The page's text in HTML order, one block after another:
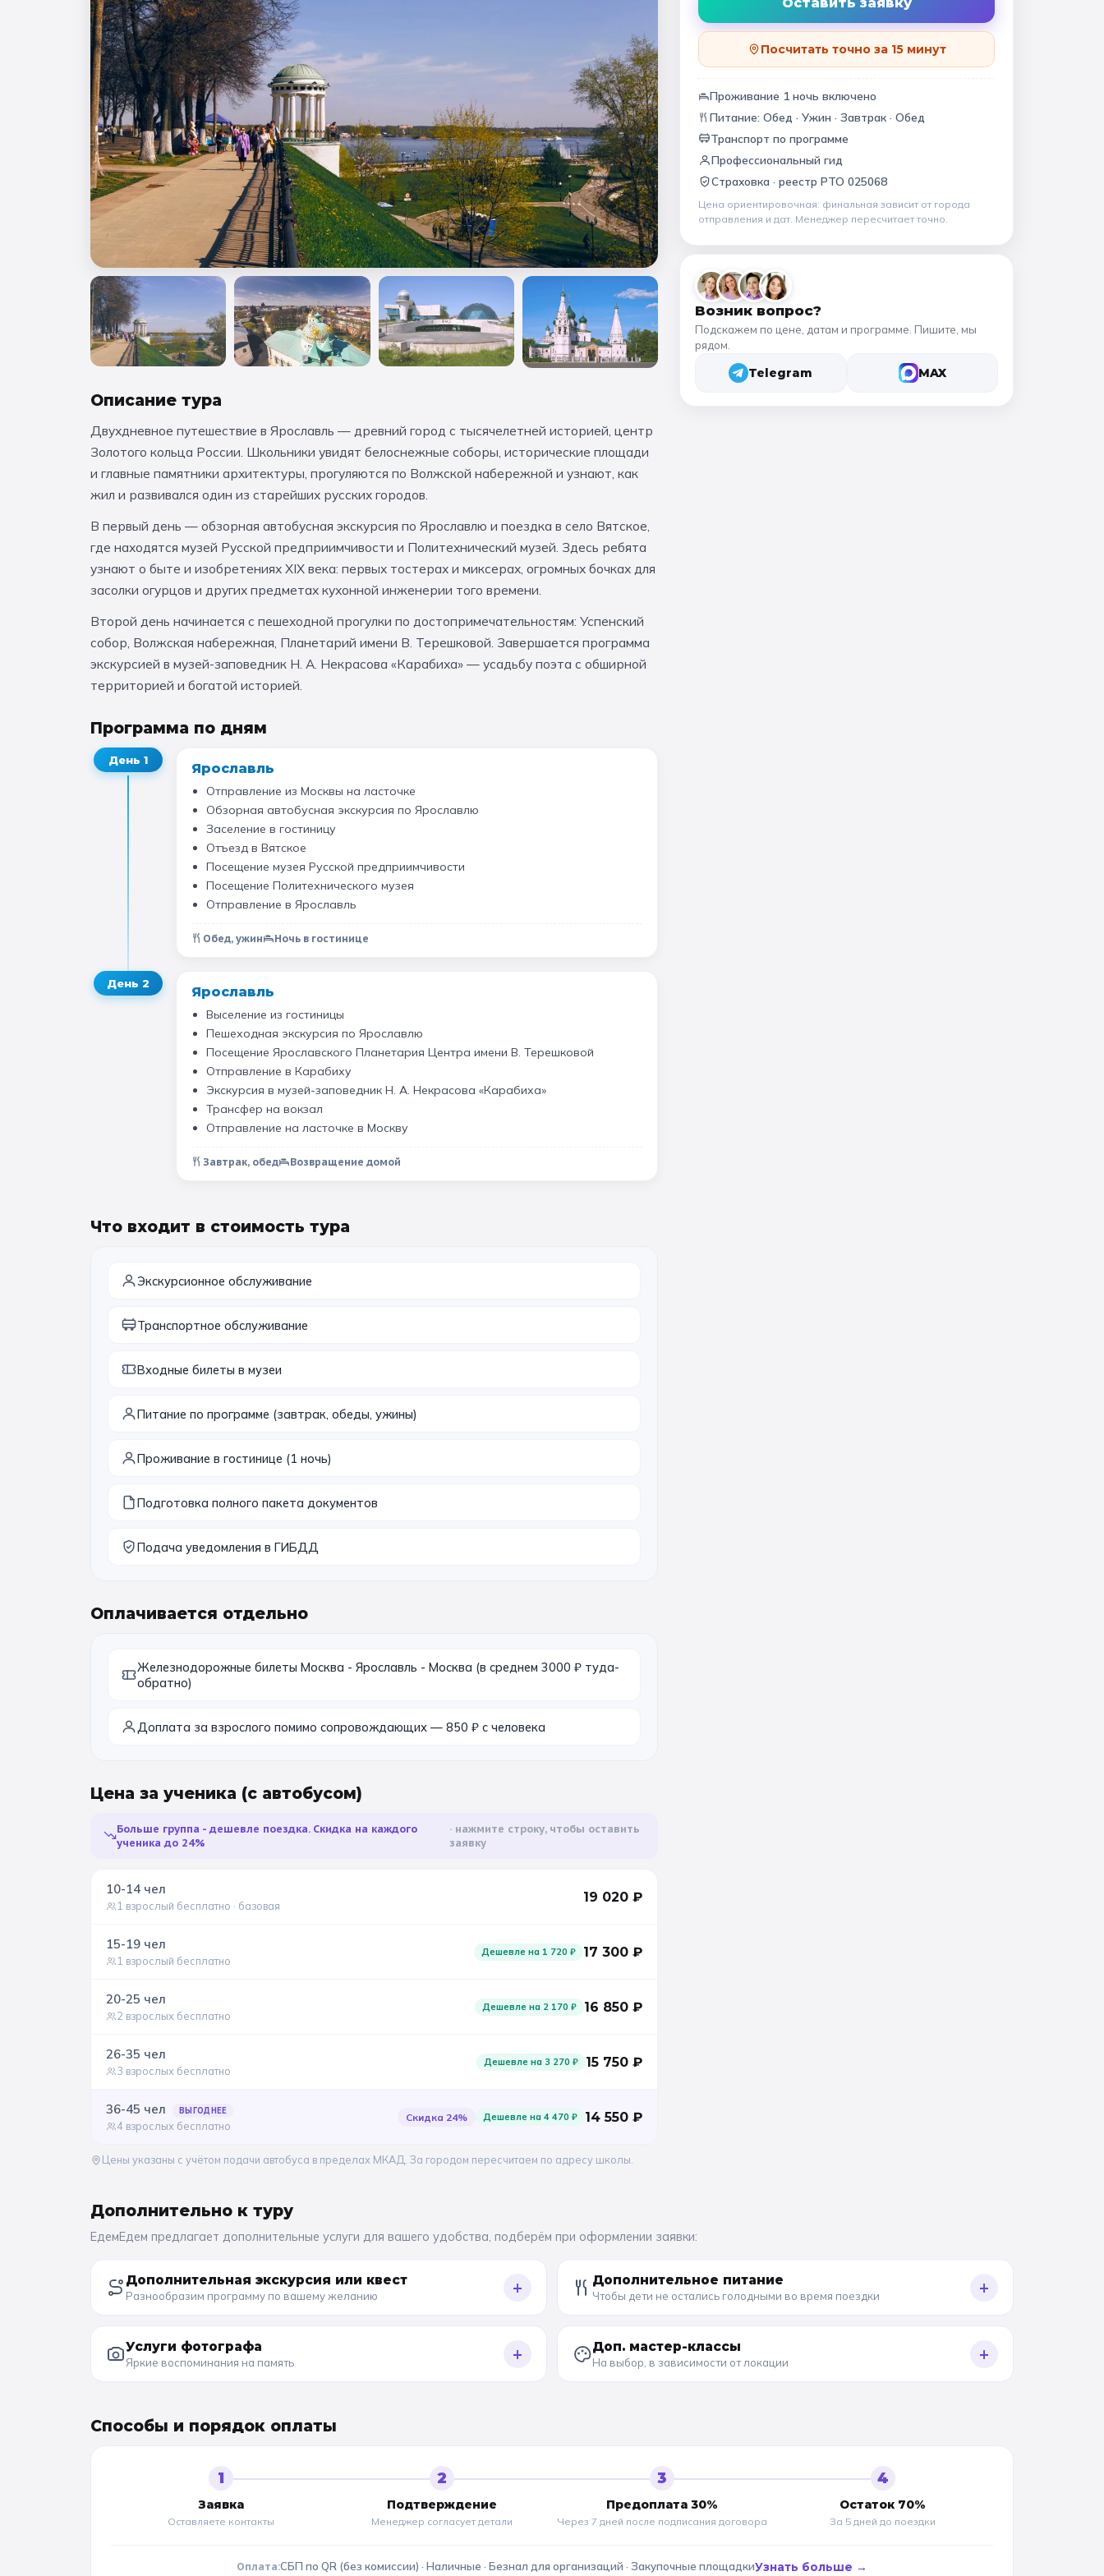
🎓 Выпускные 4 класса
11 класс
📚 ПО ПРЕДМЕТАМ
Все предметы Литература История География Все музеи Музей космонавтики Дарвиновский музей
Ещё 6
Москва
Описание тура
Двухдневное путешествие в Ярославль — древний город с тысячелетней историей, центр
Золотого кольца России. Школьники увидят белоснежные соборы, исторические площади
и главные памятники архитектуры, прогуляются по Волжской набережной и узнают, как
жил и развивался один из старейших русских городов.
В первый день — обзорная автобусная экскурсия по Ярославлю и поездка в село Вятское,
где находятся музей Русской предприимчивости и Политехнический музей. Здесь ребята
узнают о быте и изобретениях XIX века: первых тостерах и миксерах, огромных бочках для
засолки огурцов и других предметах кухонной инженерии того времени.
Второй день начинается с пешеходной прогулки по достопримечательностям: Успенский
собор, Волжская набережная, Планетарий имени В. Терешковой. Завершается программа
экскурсией в музей-заповедник Н. А. Некрасова «Карабиха» — усадьбу поэта с обширной
территорией и богатой историей.
Программа по дням
День 1
Ярославль
Отправление из Москвы на ласточке
Обзорная автобусная экскурсия по Ярославлю
Заселение в гостиницу
Отъезд в Вятское
Посещение музея Русской предприимчивости
Посещение Политехнического музея
Отправление в Ярославль
Обед, ужин Ночь в гостинице
День 2
Ярославль
Выселение из гостиницы
Пешеходная экскурсия по Ярославлю
Посещение Ярославского Планетария Центра имени В. Терешковой
Отправление в Карабиху
Экскурсия в музей-заповедник Н. А. Некрасова «Карабиха»
Трансфер на вокзал
Отправление на ласточке в Москву
Завтрак, обед Возвращение домой
Что входит в стоимость тура
Экскурсионное обслуживание
Транспортное обслуживание
Входные билеты в музеи
Питание по программе (завтрак, обеды, ужины)
Проживание в гостинице (1 ночь)
Подготовка полного пакета документов
Подача уведомления в ГИБДД
Оплачивается отдельно
Железнодорожные билеты Москва - Ярославль - Москва (в среднем 3000 ₽ туда-
обратно)
Доплата за взрослого помимо сопровождающих — 850 ₽ с человека
Цена за ученика (с автобусом)
Больше группа - дешевле поездка. Скидка на каждого
ученика до 24%
нажмите строку, чтобы оставить
заявку
10-14 чел
1 взрослый бесплатно · базовая
19 020 ₽
15-19 чел
1 взрослый бесплатно
Дешевле на 1 720 ₽ 17 300 ₽
20-25 чел
2 взрослых бесплатно
Дешевле на 2 170 ₽ 16 850 ₽
26-35 чел
3 взрослых бесплатно
Дешевле на 3 270 ₽ 15 750 ₽
36-45 чел ВЫГОДНЕЕ
4 взрослых бесплатно
Скидка 24% Дешевле на4 470 ₽ 14 550 ₽
Цены указаны с учётом подачи автобуса в пределах МКАД. За городом пересчитаем по адресу школы.
Посчитать точно за 15 минут
Проживание 1 ночь включено
Питание:Обед · Ужин · Завтрак · Обед
Транспорт по программе
Профессиональный гид
Страховка · реестр РТО 025068
Цена ориентировочная: финальная зависит от города
отправления и дат. Менеджер пересчитает точно.
Возник вопрос?
Подскажем по цене, датам и программе. Пишите, мы
рядом.
Telegram MAX
Дополнительно к туру
ЕдемЕдем предлагает дополнительные услуги для вашего удобства, подберём при оформлении заявки:
Дополнительная экскурсия или квест
Разнообразим программу по вашему желанию + Дополнительное питание
Чтобы дети не остались голодными во время поездки +
Услуги фотографа
Яркие воспоминания на память + Доп. мастер-классы
На выбор, в зависимости от локации +
Способы и порядок оплаты
1
Заявка
Оставляете контакты
2
Подтверждение
Менеджер согласует детали
3
Предоплата 30%
Через 7 дней после подписания договора
4
Остаток 70%
За 5 дней до поездки
Оплата:СБП по QR (без комиссии) · Наличные · Безнал для организаций · Закупочные площадкиУзнать больше →